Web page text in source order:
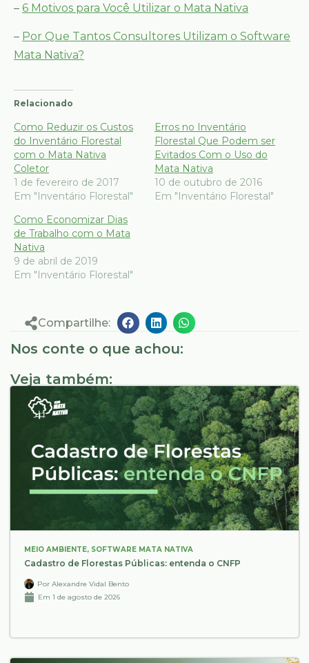
– 6 Motivos para Você Utilizar o Mata Nativa
– Por Que Tantos Consultores Utilizam o Software
Mata Nativa?
Relacionado
Como Reduzir os Custos
do Inventário Florestal
com o Mata Nativa
Coletor
1 de fevereiro de 2017
Em "Inventário Florestal"
Erros no Inventário
Florestal Que Podem ser
Evitados Com o Uso do
Mata Nativa
10 de outubro de 2016
Em "Inventário Florestal"
Como Economizar Dias
de Trabalho com o Mata
Nativa
9 de abril de 2019
Em "Inventário Florestal"
Compartilhe:
Nos conte o que achou:
Veja também:
MEIO AMBIENTE, SOFTWARE MATA NATIVA
Cadastro de Florestas Públicas: entenda o CNFP
Por Alexandre Vidal Bento
Em 1 de agosto de 2026